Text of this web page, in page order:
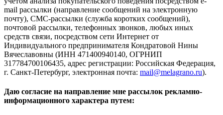
mail рассылки (направление сообщений на электронную
почту), СМС-рассылки (служба коротких сообщений),
почтовой рассылки, телефонных звонков, любых иных
средств связи, посредством сети Интернет от
Индивидуального предпринимателя Кондратовой Нины
Вячеславовны (ИНН 471400940140, ОГРНИП
317784700106435, адрес регистрации: Российская Федерация,
г. Санкт-Петербург, электронная почта: mail@melagrano.ru).
Даю согласие на направление мне рассылок рекламно-
информационного характера путем: